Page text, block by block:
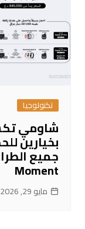
تكنولوجيا
بخيارين
Moment
مايو 29, 2026